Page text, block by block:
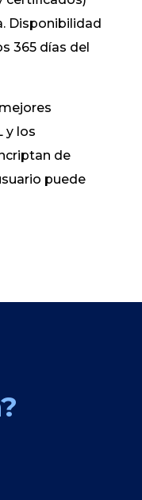
Disponibilidad
365 días del
y los
de
puede